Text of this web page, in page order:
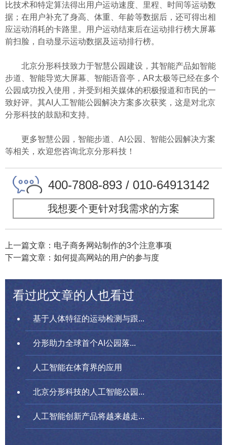
比技术和特定算法得出用户运动速度、里程、时间等运动数
据；在用户补充了身高、体重、年龄等数据后，还可得出相
应运动消耗的卡路里。用户运动结束后在运动排行榜大屏幕
前扫脸，自动显示运动数据及运动排行榜。
北京分形科技致力于智慧公园建设，其智能产品如智能
步道、智能导览大屏幕、智能语音亭，AR太极等已经在多个
公园成功投入使用，并受到相关媒体的积极报道和市民的一
致好评。其AI人工智能公园解决方案多次获奖，这是对北京
分形科技的鼓励和支持。
更多智慧公园，智能步道、AI公园、智能公园解决方案
等相关，欢迎您咨询北京分形科技！
400-7808-893 / 010-64913142
我想要个更针对我需求的方案
上一篇文章：电子商务网站制作的3个注意事项
下一篇文章：如何提高网站的用户的参与度
看过此文章的人也看过
基于人体特征的运动检测与跟...
分形助力全球首个AI公园落...
人工智能在体育界的应用
北京分形科技的人工智能公园...
人工智能创新产品将越来越走...